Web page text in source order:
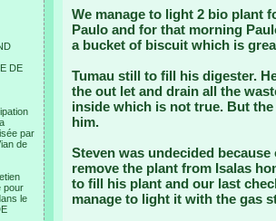
DE
par
de
pour
le
We manage to light 2 bio plant
Paulo and for that morning
a bucket of biscuit which is
Tumau still to fill his digester.
the out let and drain all the
inside which is not true. But
him.
Steven was undecided
remove the plant from Isalas
to fill his plant and our last
manage to light it with the gas